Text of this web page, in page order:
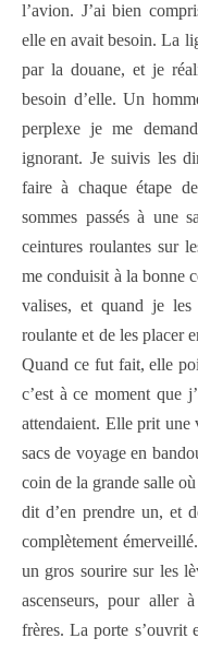
l’avion. J’ai bien
elle en avait besoin. La
par la douane, et je
besoin d’elle. Un
perplexe je me
ignorant. Je suivis les
faire à chaque étape
sommes passés à une
ceintures roulantes sur
me conduisit à la bonne
valises, et quand je
roulante et de les placer
Quand ce fut fait, elle
c’est à ce moment que
attendaient. Elle prit une
sacs de voyage en
coin de la grande salle
dit d’en prendre un, et
complètement
un gros sourire sur les
ascenseurs, pour aller
frères. La porte s’ouvrit